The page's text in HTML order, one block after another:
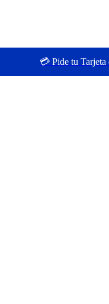
💳 Pide tu